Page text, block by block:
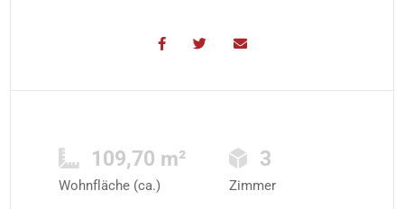
109,70 m²
Wohnfläche (ca.)
3
Zimmer